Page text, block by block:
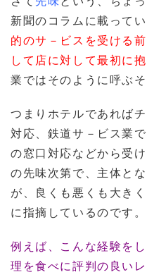
新聞のコラムに載って
的のサ－ビスを受ける
して店に対して最初に
業ではそのように呼ぶそ
つまりホテルであれば
対応、鉄道サ－ビス業
の窓口対応などから受
の先味次第で、主体と
が、良くも悪くも大き
に指摘しているのです。
例えば、こんな経験を
理を食べに評判の良い